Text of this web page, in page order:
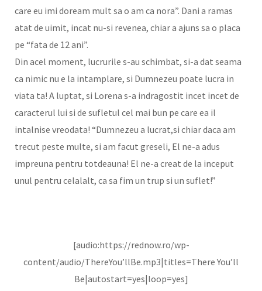
care eu imi doream mult sa o am ca nora”. Dani a ramas
atat de uimit, incat nu-si revenea, chiar a ajuns sa o placa
pe “fata de 12 ani”.
Din acel moment, lucrurile s-au schimbat, si-a dat seama
ca nimic nu e la intamplare, si Dumnezeu poate lucra in
viata ta! A luptat, si Lorena s-a indragostit incet incet de
caracterul lui si de sufletul cel mai bun pe care ea il
intalnise vreodata! “Dumnezeu a lucrat,si chiar daca am
trecut peste multe, si am facut greseli, El ne-a adus
impreuna pentru totdeauna! El ne-a creat de la inceput
unul pentru celalalt, ca sa fim un trup si un suflet!”
[audio:https://rednow.ro/wp-
content/audio/ThereYou’llBe.mp3|titles=There You’ll
Be|autostart=yes|loop=yes]